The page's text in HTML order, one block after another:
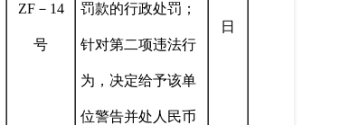
ZF－14
号
罚款的行政处罚；
针对第二项违法行
为，决定给予该单
位警告并处人民币
日